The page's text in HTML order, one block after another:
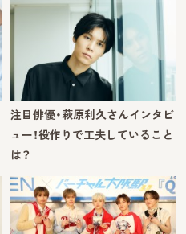
注目俳優・萩原利久さんインタビ
ュー！役作りで工夫していること
は？